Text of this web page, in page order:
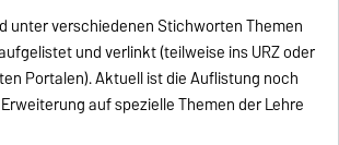
unter verschiedenen Stichworten Themen
und verlinkt (teilweise ins URZ oder
Portalen). Aktuell ist die Auflistung noch
auf spezielle Themen der Lehre